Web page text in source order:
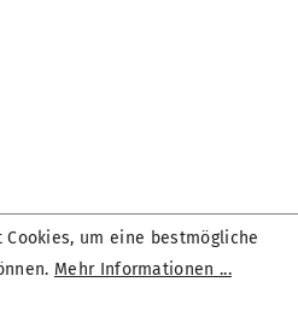
um eine bestmögliche
Mehr Informationen ...